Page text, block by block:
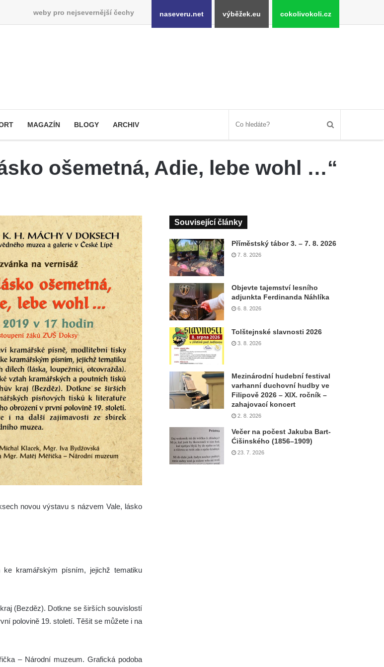
weby pro nejsevernější čechy naseveru.net výběžek.eu cokolivokoli.cz
MAGAZÍN BLOGY ARCHIV
ošemetná, Adie, lebe wohl …“
novou výstavu s názvem Vale, lásko
kramářským písním, jejichž tematiku
(Bezděz). Dotkne se širších souvislostí
polovině 19. století. Těšit se můžete i na
– Národní muzeum. Grafická podoba
Související články
Příměstský tábor 3. – 7. 8. 2026
7. 8. 2026
Objevte tajemství lesního
adjunkta Ferdinanda Náhlíka
6. 8. 2026
Tolštejnské slavnosti 2026
3. 8. 2026
Mezinárodní hudební festival
varhanní duchovní hudby ve
Filipově 2026 – XIX. ročník –
zahajovací koncert
2. 8. 2026
Večer na počest Jakuba Bart-
Ćišinského (1856–1909)
23. 7. 2026